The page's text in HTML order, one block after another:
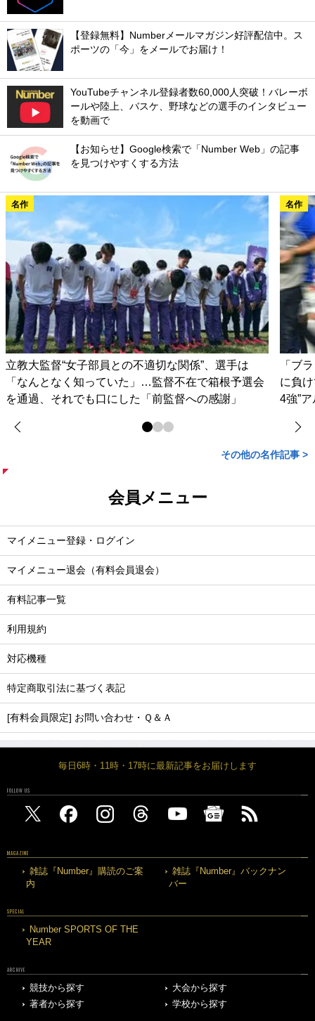
【登録無料】Numberメールマガジン好評配信中。ス
ポーツの「今」をメールでお届け！
YouTubeチャンネル登録者数60,000人突破！バレーボ
ールや陸上、バスケ、野球などの選手のインタビュー
を動画で
【お知らせ】Google検索で「Number Web」の記事
を見つけやすくする方法
名作
立教大監督“女子部員との不適切な関係”、選手は
「なんとなく知っていた」…監督不在で箱根予選会
を通過、それでも口にした「前監督への感謝」
名作
「ブ
に負
4強”
その他の名作記事 >
会員メニュー
マイメニュー登録・ログイン
マイメニュー退会（有料会員退会）
有料記事一覧
利用規約
対応機種
特定商取引法に基づく表記
[有料会員限定] お問い合わせ・Ｑ＆Ａ
毎日6時・11時・17時に最新記事をお届けします
FOLLOW US
MAGAZINE
雑誌『Number』購読のご案
内
雑誌『Number』バックナン
バー
SPECIAL
Number SPORTS OF THE
YEAR
ARCHIVE
競技から探す
大会から探す
著者から探す
学校から探す